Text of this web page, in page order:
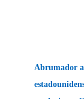
Abrumador